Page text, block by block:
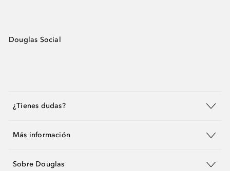
Douglas Social
¿Tienes dudas?
Más información
Sobre Douglas